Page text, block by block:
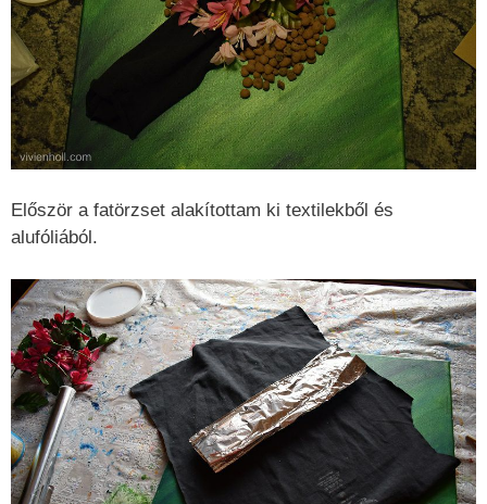
Először a fatörzset alakítottam ki textilekből és
alufóliából.